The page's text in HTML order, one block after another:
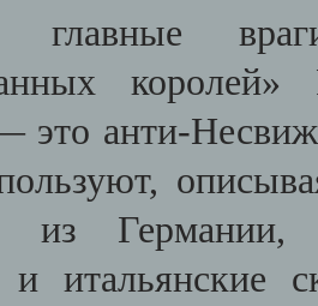
анти-Несвиж
из Германии,
и итальянские